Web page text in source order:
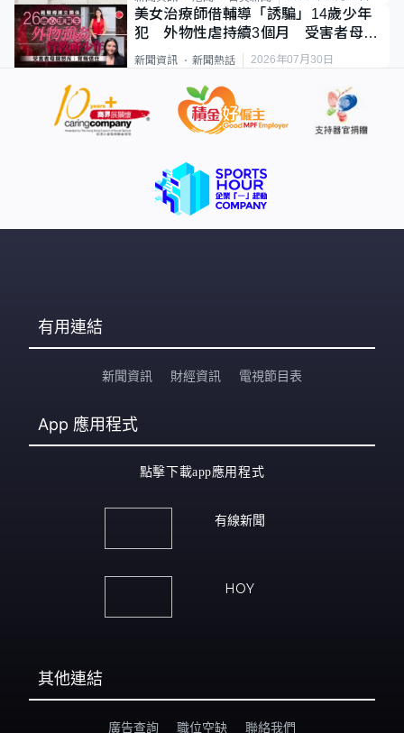
美女治療師借輔導「誘騙」14歲少年
犯 外物性虐持續3個月 受害者母：
要保護其他人
新聞資訊 新聞熱話 2026年07月30日
有用連結
新聞資訊 財經資訊 電視節目表
App 應用程式
點擊下載app應用程式
有線新聞
HOY
其他連結
廣告查詢 職位空缺 聯絡我們